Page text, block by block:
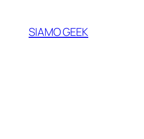
contenuto
SIAMO GEEK